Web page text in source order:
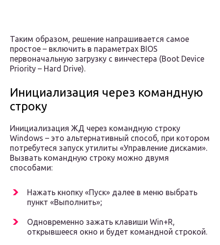
Таким образом, решение напрашивается самое
простое – включить в параметрах BIOS
первоначальную загрузку с винчестера (Boot Device
Priority – Hard Drive).
Инициализация через командную
строку
Инициализация ЖД через командную строку
Windows – это альтернативный способ, при котором
потребутеся запуск утилиты «Управление дисками».
Вызвать командную строку можно двумя
способами:
Нажать кнопку «Пуск» далее в меню выбрать
пункт «Выполнить»;
Одновременно зажать клавиши Win+R,
открывшееся окно и будет командной строкой.